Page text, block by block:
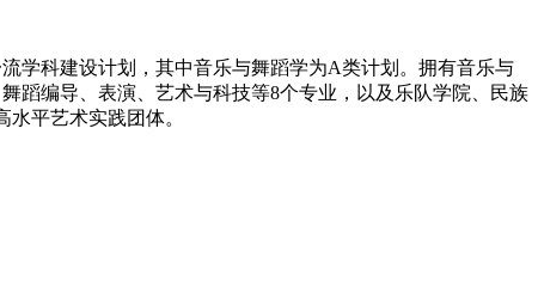
学科建设计划，其中音乐与舞蹈学为A类计划。拥有音乐与
蹈编导、表演、艺术与科技等8个专业，以及乐队学院、民族
平艺术实践团体。